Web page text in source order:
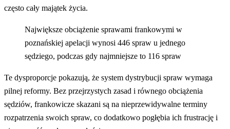
często cały majątek życia.
Największe obciążenie sprawami frankowymi w
poznańskiej apelacji wynosi 446 spraw u jednego
sędziego, podczas gdy najmniejsze to 116 spraw
Te dysproporcje pokazują, że system dystrybucji spraw wymaga
pilnej reformy. Bez przejrzystych zasad i równego obciążenia
sędziów, frankowicze skazani są na nieprzewidywalne terminy
rozpatrzenia swoich spraw, co dodatkowo pogłębia ich frustrację i